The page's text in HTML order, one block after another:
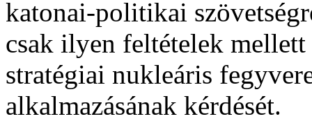
katonai-politikai
csak ilyen feltételek
stratégiai nukleáris
alkalmazásának kérdését.